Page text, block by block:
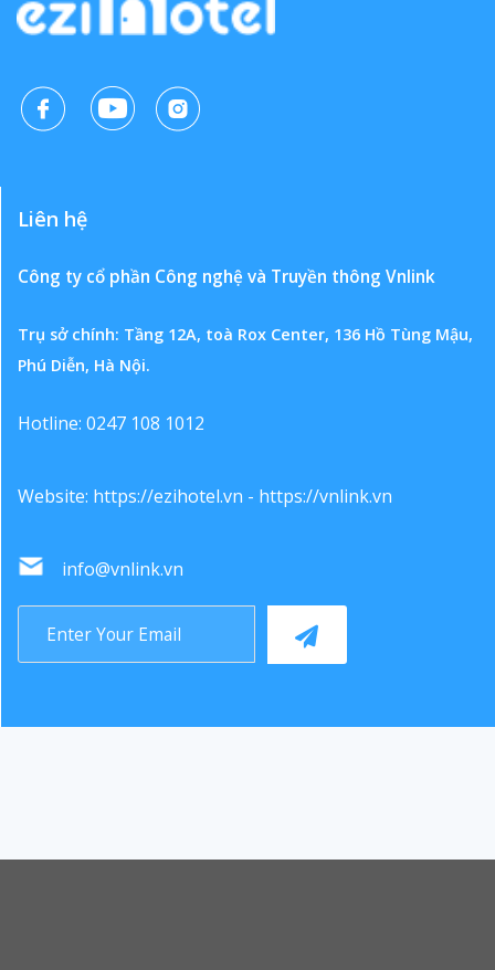
Liên hệ
Công ty cổ phần Công nghệ và Truyền thông Vnlink
Trụ sở chính: Tầng 12A, toà Rox Center, 136 Hồ Tùng Mậu,
Phú Diễn, Hà Nội.
Hotline: 0247 108 1012
Website: https://ezihotel.vn - https://vnlink.vn
info@vnlink.vn